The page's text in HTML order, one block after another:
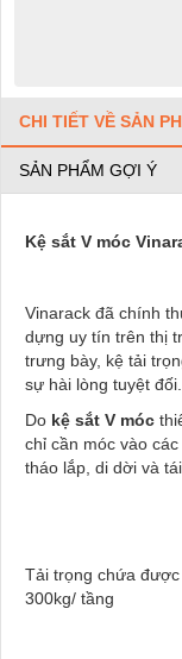
CHI TIẾT VỀ SẢN
SẢN PHẨM GỢI Ý
Kệ sắt V móc
Vinarack đã chính
dựng uy tín trên thị
trưng bày, kệ tải
sự hài lòng tuyệt đối.
Do kệ sắt V móc
chỉ cần móc vào
tháo lắp, di dời và
Tải trọng chứa
300kg/ tầng